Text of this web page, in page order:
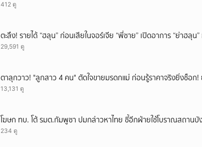
412 ดู
ตะลึง! รายได้ “ฮลุน” ก่อนเสียในจอร์เจีย “พี่ชาย” เปิดอาการ “ย่าฮ
29,591 ดู
ตาลุกวาว! "ลูกสาว 4 คน" ตัดใจขายมรดกแม่ ก่อนรู้ราคาจริงยิ่งช็อก
13,131 ดู
โฆษก ทบ. โต้ รมต.กัมพูชา ปมกล่าวหาไทย ชี้อีกฝ่ายใช้โบราณสถานบั
234 ดู